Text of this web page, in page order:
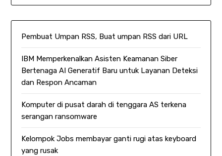
Pembuat Umpan RSS, Buat umpan RSS dari URL
IBM Memperkenalkan Asisten Keamanan Siber
Bertenaga AI Generatif Baru untuk Layanan Deteksi
dan Respon Ancaman
Komputer di pusat darah di tenggara AS terkena
serangan ransomware
Kelompok Jobs membayar ganti rugi atas keyboard
yang rusak